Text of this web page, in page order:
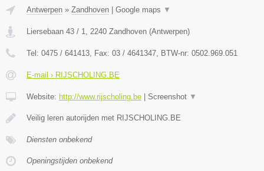
Antwerpen » Zandhoven Google maps ▼
Liersebaan 43 / 1, 2240 Zandhoven (Antwerpen)
Tel: 0475 / 641413, Fax: 03 / 4641347, BTW-nr: 0502.969.051
E-mail › RIJSCHOLING.BE
Website: http://www.rijscholing.be Screenshot ▼
Veilig leren autorijden met RIJSCHOLING.BE
Diensten onbekend
Openingstijden onbekend